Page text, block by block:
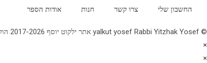
החשבון שלי צרו קשר חנות אודות הספר
© yalkut yosef Rabbi Yitzhak Yosef אתר ילקוט יוסף 2017-2026 הוקם בשנת תשע"ז - באתר הלכה יומית • עלון עין יצחק • גלריה • ספרי מרן הראש"ל • השיעור השבועי 077-2249906
×
×